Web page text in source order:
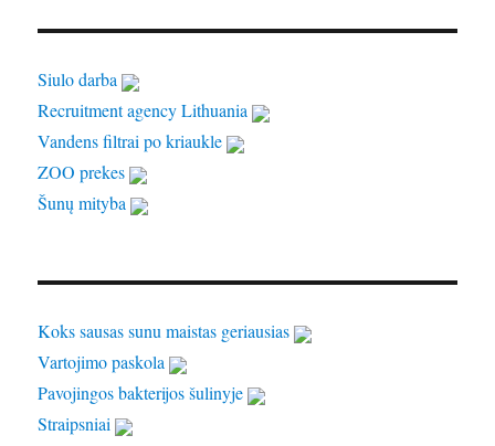
Siulo darba
Recruitment agency Lithuania
Vandens filtrai po kriaukle
ZOO prekes
Šunų mityba
Koks sausas sunu maistas geriausias
Vartojimo paskola
Pavojingos bakterijos šulinyje
Straipsniai